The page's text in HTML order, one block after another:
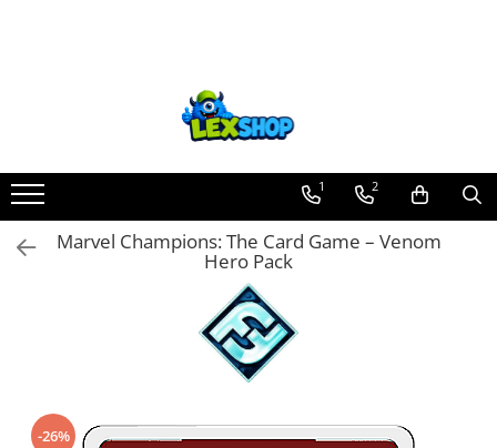
Board Games
Extensii boardgames
Card Games (jocuri cu carti)
Jocuri pentru toata familia
Party Games (jocuri de petrecere)
Smart Games
1 2
Marvel Champions: The Card Game – Venom
Hero Pack
-26%